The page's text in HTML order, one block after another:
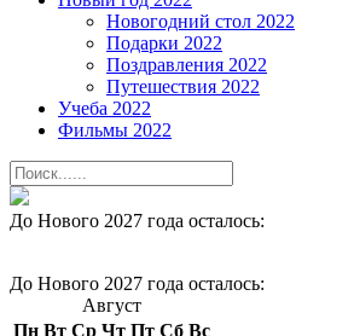
Новогодний стол 2022
Подарки 2022
Поздравления 2022
Путешествия 2022
Учеба 2022
Фильмы 2022
До Нового 2027 года осталось:
До Нового 2027 года осталось:
Август
Пн Вт Ср Чт Пт Сб Вс